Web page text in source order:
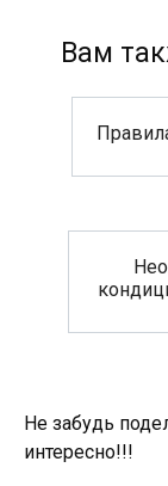
Вам
Не забудь
интересно!!!